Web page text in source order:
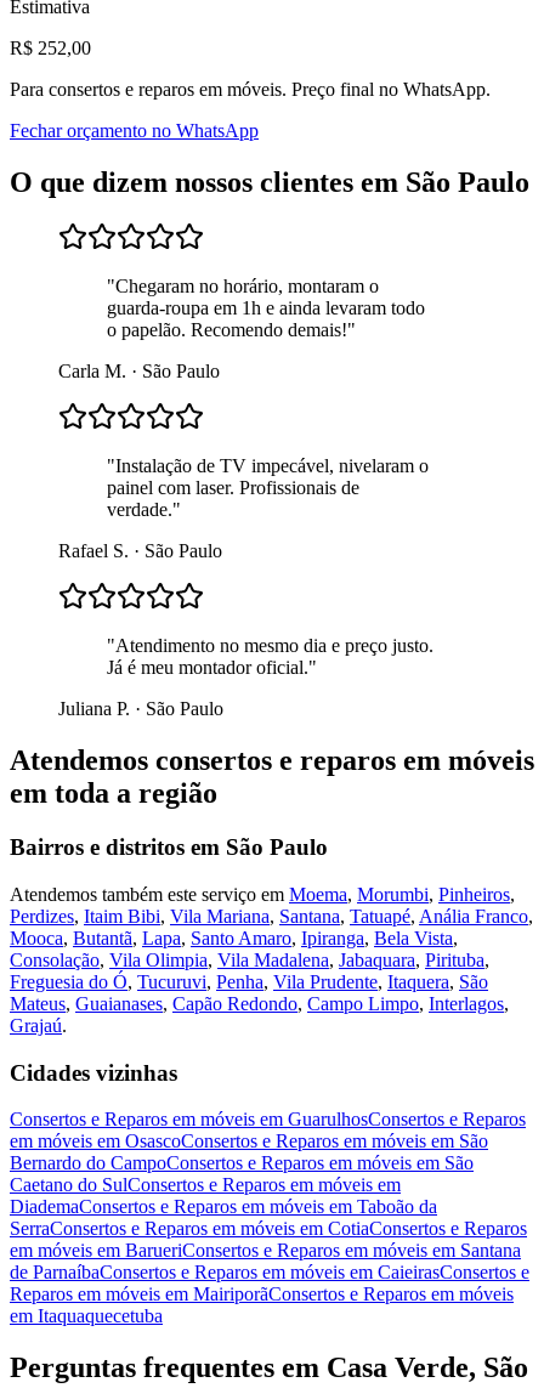
Estimativa
R$ 252,00
Para consertos e reparos em móveis. Preço final no WhatsApp.
Fechar orçamento no WhatsApp
O que dizem nossos clientes em São Paulo
"Chegaram no horário, montaram o
guarda-roupa em 1h e ainda levaram todo
o papelão. Recomendo demais!"
Carla M. · São Paulo
"Instalação de TV impecável, nivelaram o
painel com laser. Profissionais de
verdade."
Rafael S. · São Paulo
"Atendimento no mesmo dia e preço justo.
Já é meu montador oficial."
Juliana P. · São Paulo
Atendemos consertos e reparos em móveis
em toda a região
Bairros e distritos em São Paulo
Atendemos também este serviço em Moema, Morumbi, Pinheiros,
Perdizes, Itaim Bibi, Vila Mariana, Santana, Tatuapé, Anália Franco,
Mooca, Butantã, Lapa, Santo Amaro, Ipiranga, Bela Vista,
Consolação, Vila Olimpia, Vila Madalena, Jabaquara, Pirituba,
Freguesia do Ó, Tucuruvi, Penha, Vila Prudente, Itaquera, São
Mateus, Guaianases, Capão Redondo, Campo Limpo, Interlagos,
Grajaú.
Cidades vizinhas
Consertos e Reparos em móveis em GuarulhosConsertos e Reparos
em móveis em OsascoConsertos e Reparos em móveis em São
Bernardo do CampoConsertos e Reparos em móveis em São
Caetano do SulConsertos e Reparos em móveis em
DiademaConsertos e Reparos em móveis em Taboão da
SerraConsertos e Reparos em móveis em CotiaConsertos e Reparos
em móveis em BarueriConsertos e Reparos em móveis em Santana
de ParnaíbaConsertos e Reparos em móveis em CaieirasConsertos e
Reparos em móveis em MairiporãConsertos e Reparos em móveis
em Itaquaquecetuba
Perguntas frequentes em Casa Verde, São